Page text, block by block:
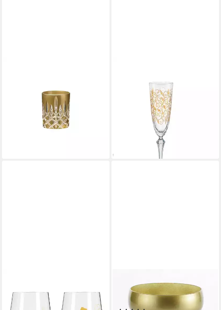
Whiskyglas 295 ml, 1-tlg., Glas
lieferbar - in 2-3 Werktagen bei dir
Sektgläseer 6er Set, 6-tlg.,
Kristallglas, Gravur Gold,
139,99 €
lieferbar - in 4-5 Werktagen bei dir
Sparkle Allround 2er #5 #6
Sektglas, 6-tlg., Kristallglas, 6-
teilig